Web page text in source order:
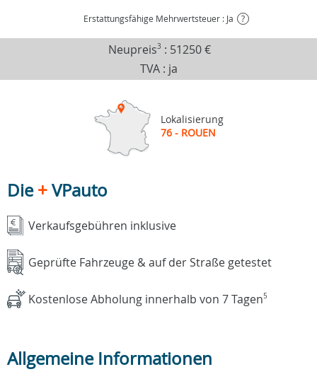
Erstattungsfähige Mehrwertsteuer : Ja ?
Neupreis3 : 51250 €
TVA : ja
Lokalisierung
76 - ROUEN
Die+VPauto
Verkaufsgebühren inklusive
Geprüfte Fahrzeuge & auf der Straße getestet
Kostenlose Abholung innerhalb von 7 Tagen5
Allgemeine Informationen